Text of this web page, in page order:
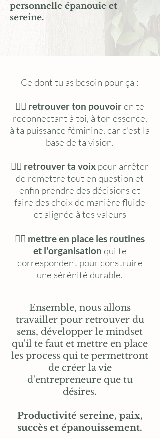
personnelle épanouie et
sereine.
Ce dont tu as besoin pour ça :
👉🏽 retrouver ton pouvoiren te
reconnectant à toi, à ton essence,
à ta puissance féminine, car c'est la
base de ta vision.
👉🏽 retrouver ta voix pour arrêter
de remettre tout en question et
enfin prendre des décisions et
faire des choix de manière fluide
et alignée à tes valeurs
👉🏽 mettre en place les routines
et l'organisation qui te
correspondent pour construire
une sérénité durable.
Ensemble, nous allons
travailler pour retrouver du
sens, développer le mindset
qu'il te faut et mettre en place
les process qui te permettront
de créer la vie
d'entrepreneureque tu
désires.
Productivité sereine, paix,
succès et épanouissement.